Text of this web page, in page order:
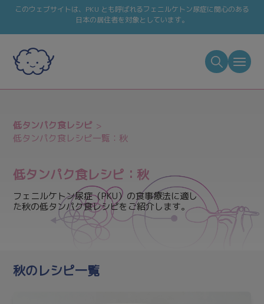
このウェブサイトは、PKU とも呼ばれるフェニルケトン尿症に関心のある
日本の居住者を対象としています。
低タンパク食レシピ
低タンパク食レシピ一覧：秋
低タンパク食レシピ：秋
フェニルケトン尿症（PKU）の食事療法に適し
た秋の低タンパク食レシピをご紹介します。
秋のレシピ一覧